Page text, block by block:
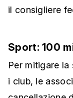
il consigliere
Sport: 100
Per mitigare
i club, le